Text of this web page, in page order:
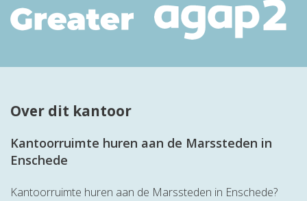
Over dit kantoor
Kantoorruimte huren aan de Marssteden in
Enschede
Kantoorruimte huren aan de Marssteden in Enschede?